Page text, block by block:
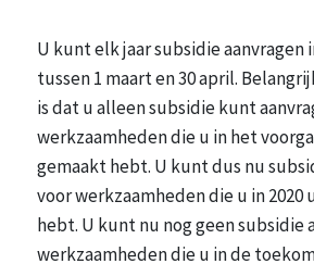
U kunt elk jaar subsidie aanvragen
tussen 1 maart en 30 april.
is dat u alleen subsidie kunt
werkzaamheden die u in het
gemaakt hebt. U kunt dus nu
voor werkzaamheden die u in 2020
hebt. U kunt nu nog geen subsidie
werkzaamheden die u in de